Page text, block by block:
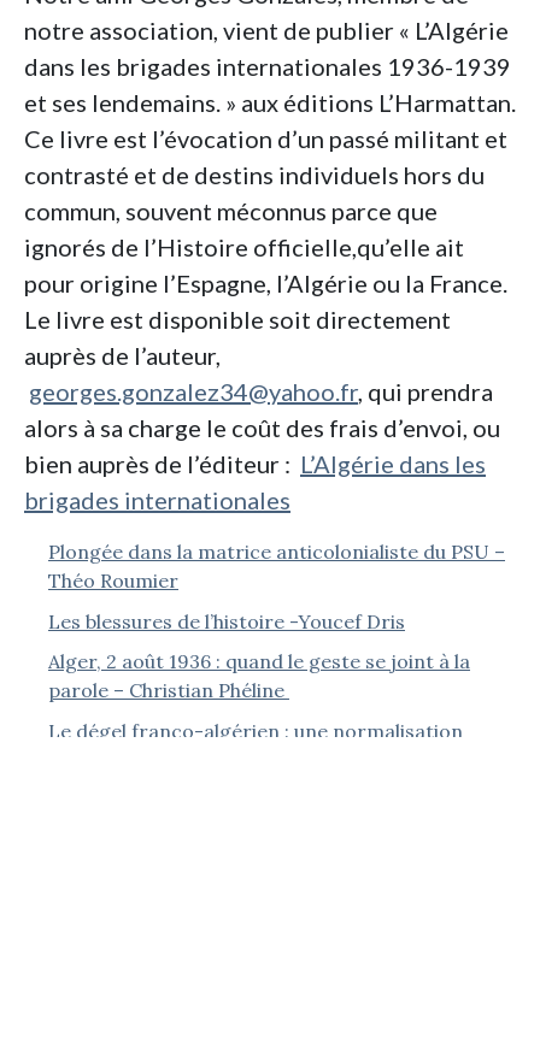
notre association, vient de publier « L’Algérie
dans les brigades internationales 1936-1939
et ses lendemains. » aux éditions L’Harmattan.
Ce livre est l’évocation d’un passé militant et
contrasté et de destins individuels hors du
commun, souvent méconnus parce que
ignorés de l’Histoire officielle,qu’elle ait
pour origine l’Espagne, l’Algérie ou la France.
Le livre est disponible soit directement
auprès de l’auteur,
georges.gonzalez34@yahoo.fr, qui prendra
alors à sa charge le coût des frais d’envoi, ou
bien auprès de l’éditeur : L’Algérie dans les
brigades internationales
Plongée dans la matrice anticolonialiste du PSU –
Théo Roumier
Les blessures de l’histoire -Youcef Dris
Alger, 2 août 1936 : quand le geste se joint à la
parole – Christian Phéline
Le dégel franco-algérien : une normalisation